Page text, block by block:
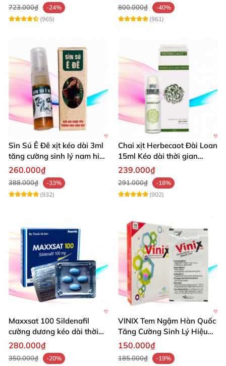
723.000₫
-24%
(965)
800.000₫
-40%
(961)
Sìn Sú Ê Đê xịt kéo dài 3ml
tăng cường sinh lý nam hiệu
quả
260.000₫
388.000₫
-33%
(932)
Chai xịt Herbecaot Đài Loan
15ml Kéo dài thời gian
Tăng khoái cảm
239.000₫
291.000₫
-18%
(902)
Maxxsat 100 Sildenafil
cường dương kéo dài thời
gian dùng hiệu quả nhanh
280.000₫
350.000₫
-20%
VINIX Tem Ngậm Hàn Quốc
Tăng Cường Sinh Lý Hiệu
Quả
150.000₫
185.000₫
-19%